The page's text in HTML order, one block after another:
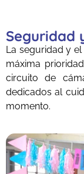
Seguridad
La seguridad y
máxima
circuito de
dedicados al
momento.